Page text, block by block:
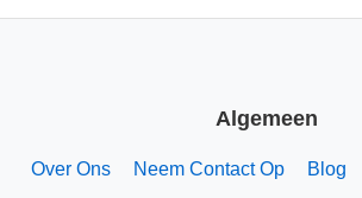
Algemeen
Over Ons Neem Contact Op Blog